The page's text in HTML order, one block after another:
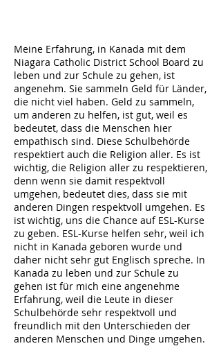
Meine Erfahrung, in Kanada mit dem
Niagara Catholic District School Board zu
leben und zur Schule zu gehen, ist
angenehm. Sie sammeln Geld für Länder,
die nicht viel haben. Geld zu sammeln,
um anderen zu helfen, ist gut, weil es
bedeutet, dass die Menschen hier
empathisch sind. Diese Schulbehörde
respektiert auch die Religion aller. Es ist
wichtig, die Religion aller zu respektieren,
denn wenn sie damit respektvoll
umgehen, bedeutet dies, dass sie mit
anderen Dingen respektvoll umgehen. Es
ist wichtig, uns die Chance auf ESL-Kurse
zu geben. ESL-Kurse helfen sehr, weil ich
nicht in Kanada geboren wurde und
daher nicht sehr gut Englisch spreche. In
Kanada zu leben und zur Schule zu
gehen ist für mich eine angenehme
Erfahrung, weil die Leute in dieser
Schulbehörde sehr respektvoll und
freundlich mit den Unterschieden der
anderen Menschen und Dinge umgehen.